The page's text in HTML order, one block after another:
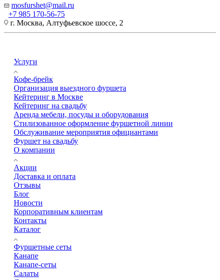
+7 985 170-56-75
mosfurshet@mail.ru
г. Москва, Алтуфьевское шоссе, 2
О компании
Акции
Доставка и оплата
Отзывы
Блог
Новости
Корпоративным клиентам
Контакты
Каталог
Фуршетные сеты
Канапе
Канапе-сеты
Салаты
Услуги
Кофе-брейк
Организация выездного фуршета
Кейтеринг в Москве
Кейтеринг на свадьбу
Аренда мебели, посуды и оборудования
Стилизованное оформление фуршетной линии
Обслуживание мероприятия официантами
Фуршет на свадьбу